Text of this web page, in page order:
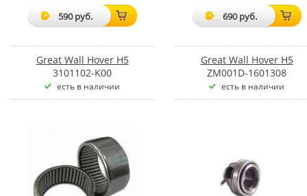
590 руб.
Great Wall Hover H5
3101102-K00
есть в наличии
690 руб.
Great Wall Hover H5
ZM001D-1601308
есть в наличии